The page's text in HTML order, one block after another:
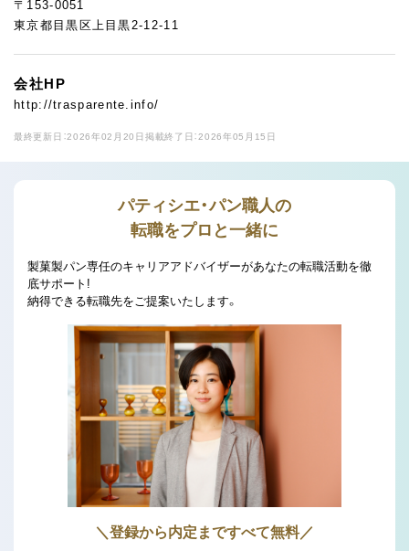
〒153-0051
東京都目黒区上目黒2-12-11
会社HP
http://trasparente.info/
最終更新日：2026年02月20日 掲載終了日：2026年05月15日
パティシエ・パン職人の
転職をプロと一緒に
製菓製パン専任のキャリアアドバイザーがあなたの転職活動を徹
底サポート!
納得できる転職先をご提案いたします。
＼登録から内定まですべて無料／